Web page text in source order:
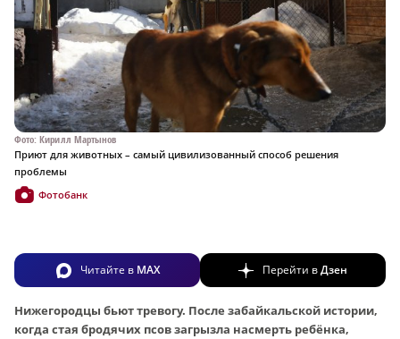
Фото: Кирилл Мартынов
Приют для животных – самый цивилизованный способ решения
проблемы
Фотобанк
Читайте в MAX Перейти вДзен
Нижегородцы бьют тревогу. После забайкальской истории,
когда стая бродячих псов загрызла насмерть ребёнка,